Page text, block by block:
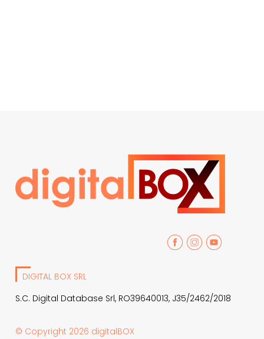
DIGITAL BOX SRL
S.C. Digital Database Srl, RO39640013, J35/2462/2018
© Copyright 2026 digitalBOX